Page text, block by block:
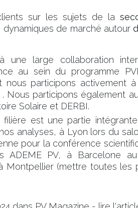
sur les sujets de la
dynamiques de marché autour
une large collaboration
au sein du programme
nous participons activement
. Nous participons également
Solaire et DERBI.
est une partie
analyses, à Lyon lors du
pour la conférence
ADEME PV, à Barcelone
Montpellier (mettre toutes les